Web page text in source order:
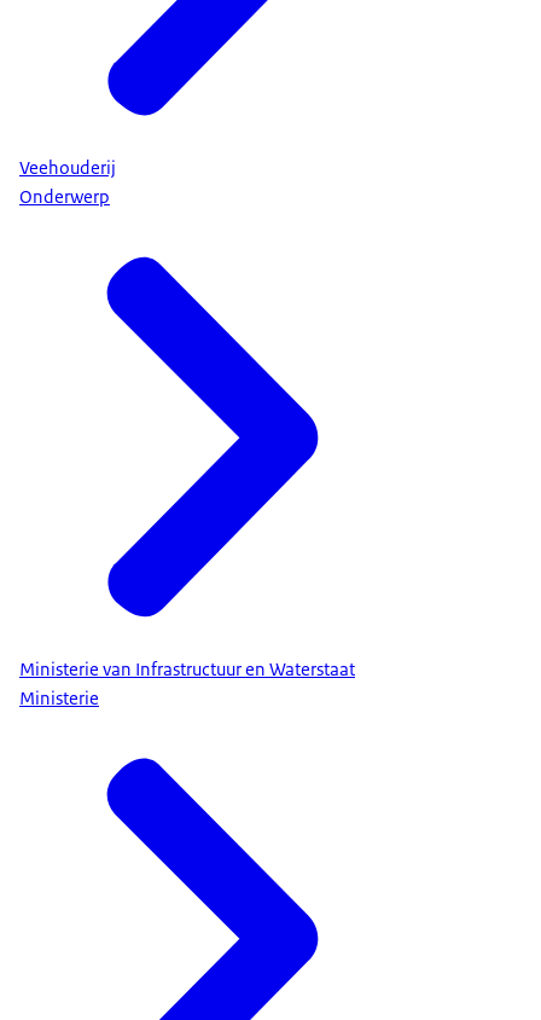
Veehouderij
Onderwerp
Ministerie van Infrastructuur en Waterstaat
Ministerie